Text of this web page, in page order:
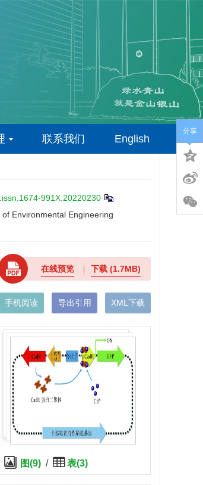
联系我们 English
991X.20220230
Environmental Engineering
在线预览 下载(1.7MB)
手机阅读 导出引用 XML下载
图(9) / 表(3)
分享